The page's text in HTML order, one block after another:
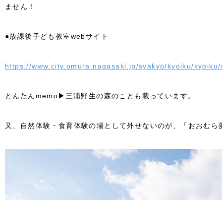
ません！
●放課後子ども教室webサイト
https://www.city.omura.nagasaki.jp/syakyo/kyoiku/
とんたんmemo▶三浦野生の森のことも載っています。
又、自然体験・食育体験の場として外せないのが、「おおむ